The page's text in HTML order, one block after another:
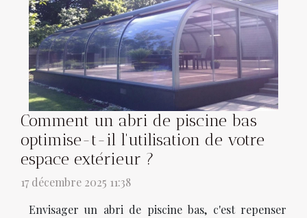
Comment un abri de piscine bas
optimise-t-il l'utilisation de votre
espace extérieur ?
17 décembre 2025 11:38
Envisager un abri de piscine bas, c'est repenser